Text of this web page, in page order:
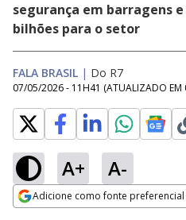
segurança em barragens
bilhões para o setor
FALA BRASIL | Do R7
07/05/2026 - 11H41 (ATUALIZADO EM
A+ A-
Adicione como fonte
Ativar